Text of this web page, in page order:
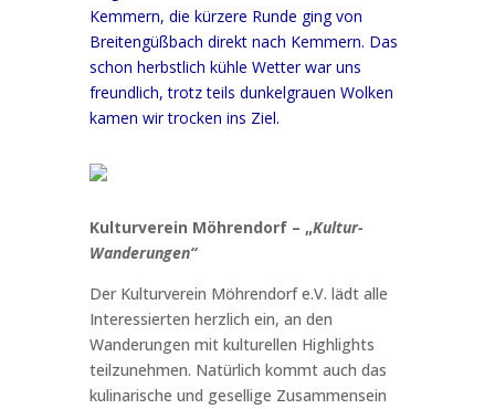
Kemmern, die kürzere Runde ging von
Breitengüßbach direkt nach Kemmern. Das
schon herbstlich kühle Wetter war uns
freundlich, trotz teils dunkelgrauen Wolken
kamen wir trocken ins Ziel.
Kulturverein Möhrendorf – „Kultur-
Wanderungen“
Der Kulturverein Möhrendorf e.V. lädt alle
Interessierten herzlich ein, an den
Wanderungen mit kulturellen Highlights
teilzunehmen. Natürlich kommt auch das
kulinarische und gesellige Zusammensein